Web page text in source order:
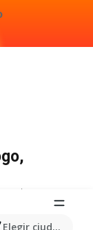
Elegir ciudad